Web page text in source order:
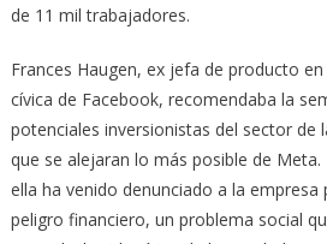
de 11 mil trabajadores.
Frances Haugen, ex jefa de producto
cívica de Facebook, recomendaba la
potenciales inversionistas del sector de
que se alejaran lo más posible de
ella ha venido denunciado a la empresa
peligro financiero, un problema social